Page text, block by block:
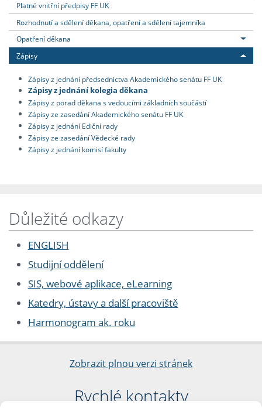
Platné vnitřní předpisy FF UK
Rozhodnutí a sdělení děkana, opatření a sdělení tajemníka
Opatření děkana
Zápisy
Zápisy z jednání předsednictva Akademického senátu FF UK
Zápisy z jednání kolegia děkana
Zápisy z porad děkana s vedoucími základních součástí
Zápisy ze zasedání Akademického senátu FF UK
Zápisy z jednání Ediční rady
Zápisy ze zasedání Vědecké rady
Zápisy z jednání komisí fakulty
Důležité odkazy
ENGLISH
Studijní oddělení
SIS, webové aplikace, eLearning
Katedry, ústavy a další pracoviště
Harmonogram ak. roku
Zobrazit plnou verzi stránek
Rychlé kontakty